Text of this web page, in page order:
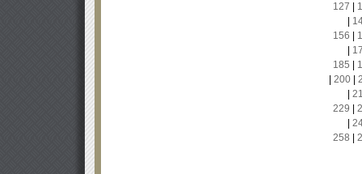
127
156
185
200|
229
258